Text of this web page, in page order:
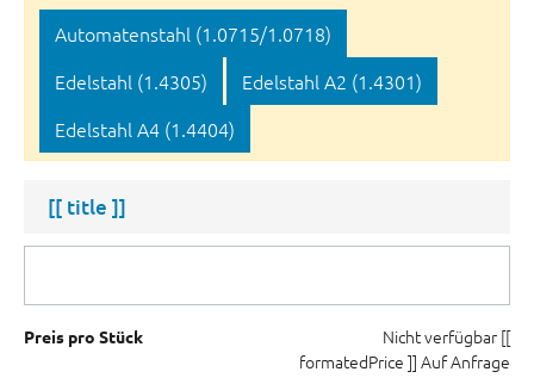
Automatenstahl (1.0715/1.0718)
Edelstahl (1.4305)
Edelstahl A2 (1.4301)
Edelstahl A4 (1.4404)
[[ title ]]
Preis pro Stück Nicht verfügbar [[
formatedPrice ]] Auf Anfrage